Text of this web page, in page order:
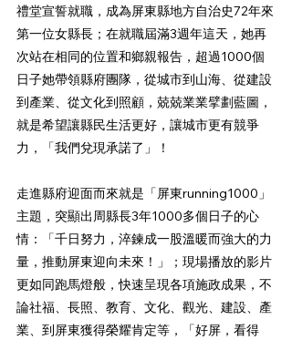
禮堂宣誓就職，成為屏東縣地方自治史72年來
第一位女縣長；在就職屆滿3週年這天，她再
次站在相同的位置和鄉親報告，超過1000個
日子她帶領縣府團隊，從城市到山海、從建設
到產業、從文化到照顧，兢兢業業擘劃藍圖，
就是希望讓縣民生活更好，讓城市更有競爭
力，「我們兌現承諾了」！
走進縣府迎面而來就是「屏東running1000」
主題，突顯出周縣長3年1000多個日子的心
情：「千日努力，淬鍊成一股溫暖而強大的力
量，推動屏東迎向未來！」；現場播放的影片
更如同跑馬燈般，快速呈現各項施政成果，不
論社福、長照、教育、文化、觀光、建設、產
業、到屏東獲得榮耀肯定等，「好屏，看得